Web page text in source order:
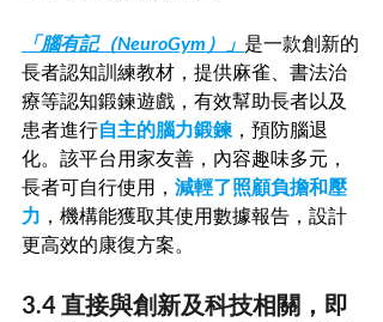
「腦有記（NeuroGym）」 是一款創新的
長者認知訓練教材，提供麻雀、書法治
療等認知鍛鍊遊戲，有效幫助長者以及
患者進行自主的腦力鍛鍊，預防腦退
化。該平台用家友善，內容趣味多元，
長者可自行使用， 減輕了照顧負擔和壓
力 ，機構能獲取其使用數據報告，設計
更高效的康復方案。
3.4 直接與創新及科技相關，即